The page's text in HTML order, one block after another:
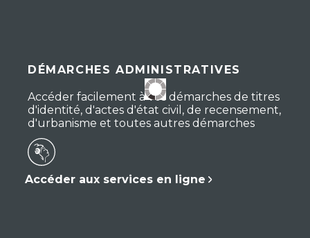
DÉMARCHES ADMINISTRATIVES
Accéder facilement à vos démarches de titres
d'identité, d'actes d'état civil, de recensement,
d'urbanisme et toutes autres démarches
Accéder aux services en ligne